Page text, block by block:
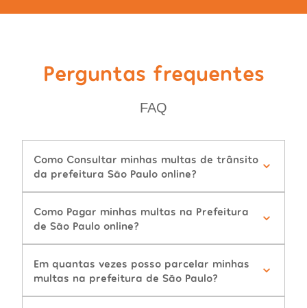
Perguntas frequentes
FAQ
Como Consultar minhas multas de trânsito
da prefeitura São Paulo online?
Como Pagar minhas multas na Prefeitura
de São Paulo online?
Em quantas vezes posso parcelar minhas
multas na prefeitura de São Paulo?